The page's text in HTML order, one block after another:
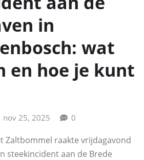
in
wat
en hoe je kunt
nov 25, 2025 0
Zaltbommel raakte vrijdagavond
steekincident aan de Brede